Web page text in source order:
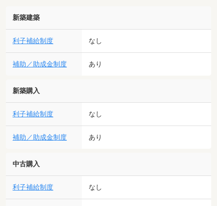
新築建築
利子補給制度 なし
補助／助成金制度 あり
新築購入
利子補給制度 なし
補助／助成金制度 あり
中古購入
利子補給制度 なし